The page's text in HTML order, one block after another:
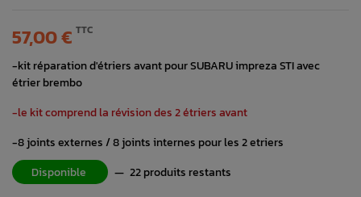
57,00 € TTC
-kit réparation d'étriers avant pour SUBARU impreza STI avec
étrier brembo
-le kit comprend la révision des 2 étriers avant
-8 joints externes / 8 joints internes pour les 2 etriers
Disponible
— 22 produits restants